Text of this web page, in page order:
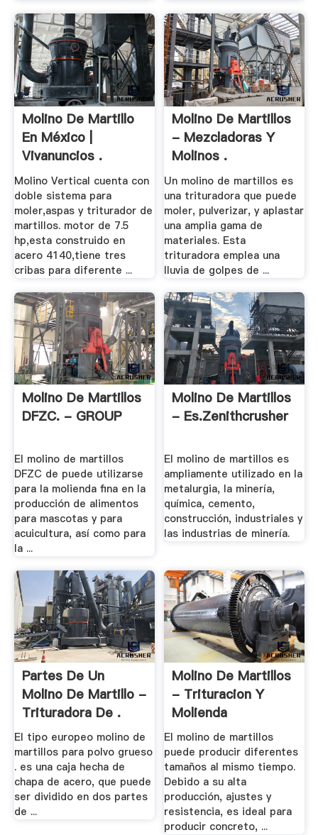
Molino De Martillo
En México |
Vivanuncios .
Molino Vertical cuenta con
doble sistema para
moler,aspas y triturador de
martillos. motor de 7.5
hp,esta construido en
acero 4140,tiene tres
cribas para diferente ...
Molino De Martillos
- Mezcladoras Y
Molinos .
Un molino de martillos es
una trituradora que puede
moler, pulverizar, y aplastar
una amplia gama de
materiales. Esta
trituradora emplea una
lluvia de golpes de ...
Molino De Martillos
DFZC. - GROUP
El molino de martillos
DFZC de puede utilizarse
para la molienda fina en la
producción de alimentos
para mascotas y para
acuicultura, así como para
la ...
Molino De Martillos
- Es.zenithcrusher
El molino de martillos es
ampliamente utilizado en la
metalurgia, la minería,
química, cemento,
construcción, industriales y
las industrias de minería.
Partes De Un
Molino De Martillo -
Trituradora De .
El tipo europeo molino de
martillos para polvo grueso
. es una caja hecha de
chapa de acero, que puede
ser dividido en dos partes
de ...
Molino De Martillos
- Trituracion Y
Molienda
El molino de martillos
puede producir diferentes
tamaños al mismo tiempo.
Debido a su alta
producción, ajustes y
resistencia, es ideal para
producir concreto, ...